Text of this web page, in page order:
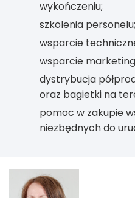
wykończeniu;
szkolenia personelu;
wsparcie
wsparcie
dystrybucja
oraz bagietki na
pomoc w zakupie
niezbędnych do